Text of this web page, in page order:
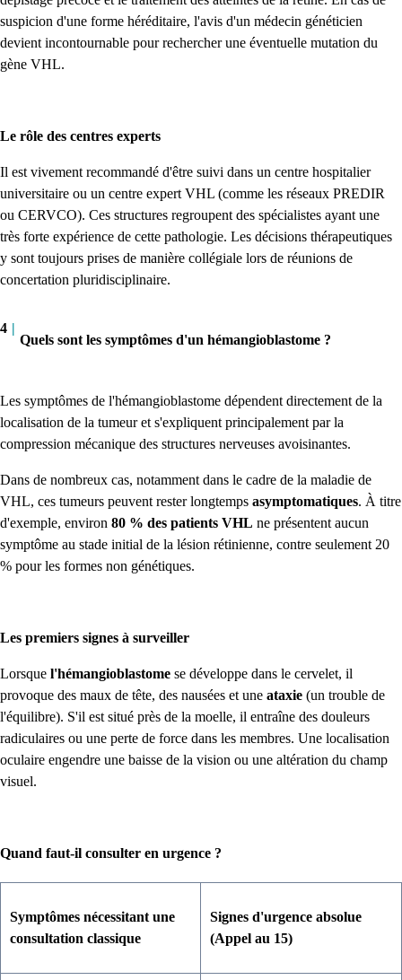
suspicion d'une forme héréditaire, l'avis d'un médecin généticien
devient incontournable pour rechercher une éventuelle mutation du
gène VHL.
Le rôle des centres experts
Il est vivement recommandé d'être suivi dans un centre hospitalier
universitaire ou un centre expert VHL (comme les réseaux PREDIR
ou CERVCO). Ces structures regroupent des spécialistes ayant une
très forte expérience de cette pathologie. Les décisions thérapeutiques
y sont toujours prises de manière collégiale lors de réunions de
concertation pluridisciplinaire.
4 |
Quels sont les symptômes d'un hémangioblastome ?
Les symptômes de l'hémangioblastome dépendent directement de la
localisation de la tumeur et s'expliquent principalement par la
compression mécanique des structures nerveuses avoisinantes.
Dans de nombreux cas, notamment dans le cadre de la maladie de
VHL, ces tumeurs peuvent rester longtemps asymptomatiques. À titre
d'exemple, environ 80 % des patients VHL ne présentent aucun
symptôme au stade initial de la lésion rétinienne, contre seulement 20
% pour les formes non génétiques.
Les premiers signes à surveiller
Lorsque l'hémangioblastome se développe dans le cervelet, il
provoque des maux de tête, des nausées et une ataxie (un trouble de
l'équilibre). S'il est situé près de la moelle, il entraîne des douleurs
radiculaires ou une perte de force dans les membres. Une localisation
oculaire engendre une baisse de la vision ou une altération du champ
visuel.
Quand faut-il consulter en urgence ?
Symptômes nécessitant une
consultation classique
Signes d'urgence absolue
(Appel au 15)